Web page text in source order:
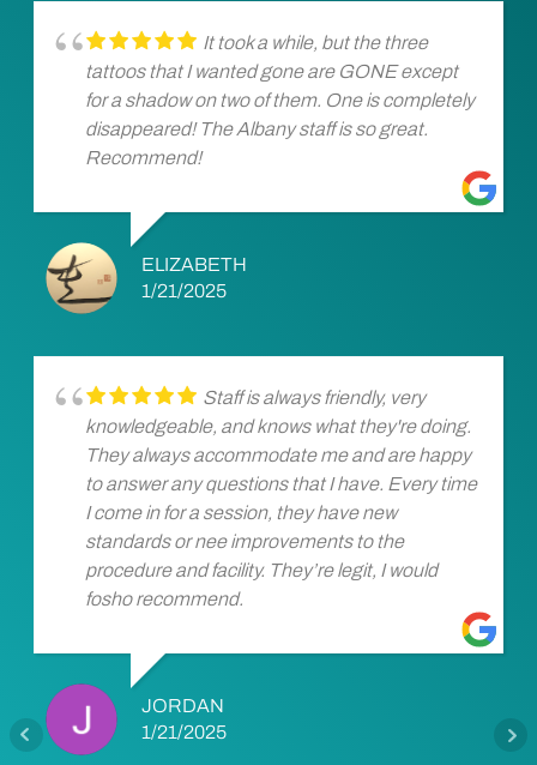
It took a while, but the three
tattoos that I wanted gone are GONE except
for a shadow on two of them. One is completely
disappeared! The Albany staff is so great.
Recommend!
ELIZABETH
1/21/2025
Staff is always friendly, very
knowledgeable, and knows what they're doing.
They always accommodate me and are happy
to answer any questions that I have. Every time
I come in for a session, they have new
standards or nee improvements to the
procedure and facility. They’re legit, I would
fosho recommend.
JORDAN
1/21/2025